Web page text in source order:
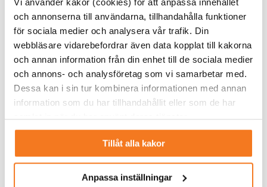
och annonserna till användarna, tillhandahålla funktioner
för sociala medier och analysera vår trafik. Din
webbläsare vidarebefordrar även data kopplat till kakorna
och annan information från din enhet till de sociala medier
och annons- och analysföretag som vi samarbetar med.
Dessa kan i sin tur kombinera informationen med annan
information som du har tillhandahållit eller som de har
samlat in när du har använt deras tjänster.
Tillåt alla kakor
Anpassa inställningar
kring tjänsten och det har varit ett positivt mottagande av
både tjänsten och fördjupat samarbetet mellan Varberg
Energi och kunderna, säger Viktoria Vapperstad.
Antalet kunder som kan bli
aktuella är svårt att säga, men vi
hoppas på en total effekt på cirka 2
MW på kort sikt. Långsiktigt vill vi
ha med runt 10 MW.